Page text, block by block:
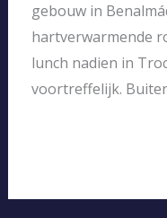
gebouw in
hartverwarmende
lunch nadien in
voortreffelijk.